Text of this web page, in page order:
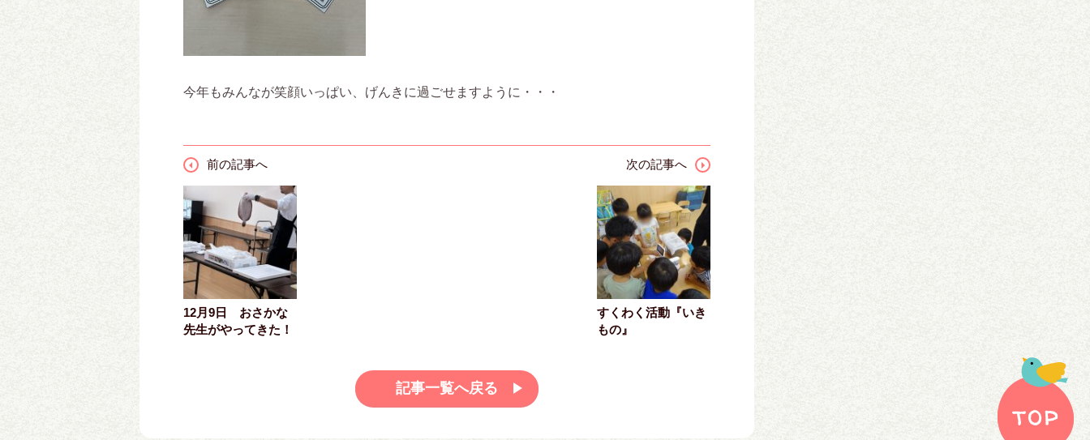
今年もみんなが笑顔いっぱい、げんきに過ごせますように・・・
前の記事へ
12月9日 おさかな
先生がやってきた！
次の記事へ
すくわく活動『いき
もの』
記事一覧へ戻る